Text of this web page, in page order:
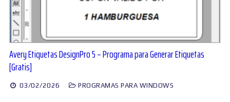
Avery Etiquetas DesignPro 5 – Programa para Generar Etiquetas
[Gratis]
03/02/2026 PROGRAMAS PARA WINDOWS